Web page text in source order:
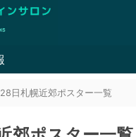
日札幌近郊ポスター一覧